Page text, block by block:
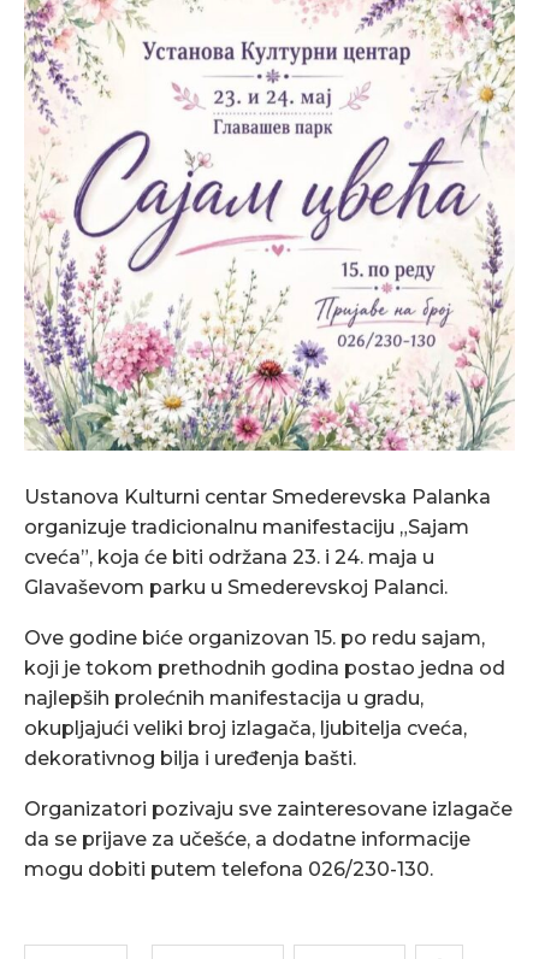
Ustanova Kulturni centar Smederevska Palanka
organizuje tradicionalnu manifestaciju „Sajam
cveća”, koja će biti održana 23. i 24. maja u
Glavaševom parku u Smederevskoj Palanci.
Ove godine biće organizovan 15. po redu sajam,
koji je tokom prethodnih godina postao jedna od
najlepših prolećnih manifestacija u gradu,
okupljajući veliki broj izlagača, ljubitelja cveća,
dekorativnog bilja i uređenja bašti.
Organizatori pozivaju sve zainteresovane izlagače
da se prijave za učešće, a dodatne informacije
mogu dobiti putem telefona 026/230-130.